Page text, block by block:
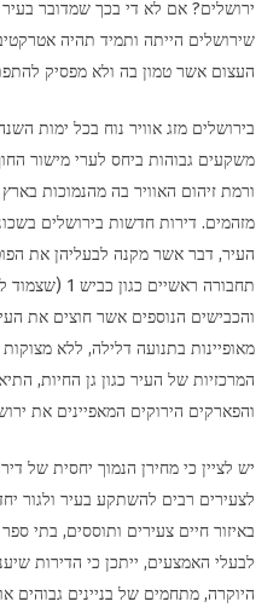
רוכשים חכם – רוכשים נדל”ן מניב
מה הקשר בין קירות מסתובבים,
דירות בחיפה
מדריך משכנתא
בנייה ירוקה
צמוד קרקע או דירה
בחירת אנשי מקצוע
כינוס נכסים
אחסון דירה
רכישה או שכירות
ירושלים? אם לא די בכך שמדובר
שירושלים הייתה ותמיד תהיה
העצום אשר טמון בה ולא מפסיק
בירושלים מזג אוויר נוח בכל ימות
משקעים גבוהות ביחס לערי מישור
ורמת זיהום האוויר בה מהנמוכות
מזהמים. דירות חדשות בירושלים
העיר, דבר אשר מקנה לבעליהן את
והכבישים הנוספים אשר חוצים את
מאופיינות בתנועה דלילה, ללא
המרכזיות של העיר כגון גן החיות,
והפארקים הירוקים המאפיינים את
יש לציין כי מחירן הנמוך יחסית של
לצעירים רבים להשתקע בעיר ולגור
באיזור חיים צעירים ותוססים, בתי
לבעלי האמצעים, ייתכן כי הדירות
היוקרה, מתחמים של בניינים גבוהים